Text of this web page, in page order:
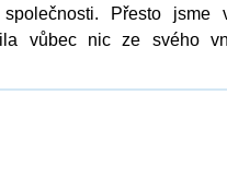
Přesto jsme
vůbec nic ze svého